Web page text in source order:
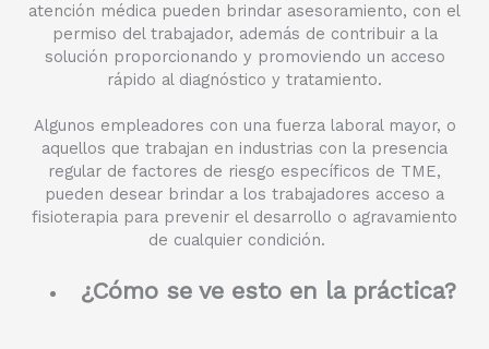
atención médica pueden brindar asesoramiento, con el
permiso del trabajador, además de contribuir a la
solución proporcionando y promoviendo un acceso
rápido al diagnóstico y tratamiento.
Algunos empleadores con una fuerza laboral mayor, o
aquellos que trabajan en industrias con la presencia
regular de factores de riesgo específicos de TME,
pueden desear brindar a los trabajadores acceso a
fisioterapia para prevenir el desarrollo o agravamiento
de cualquier condición.
¿Cómo se ve esto en la práctica?